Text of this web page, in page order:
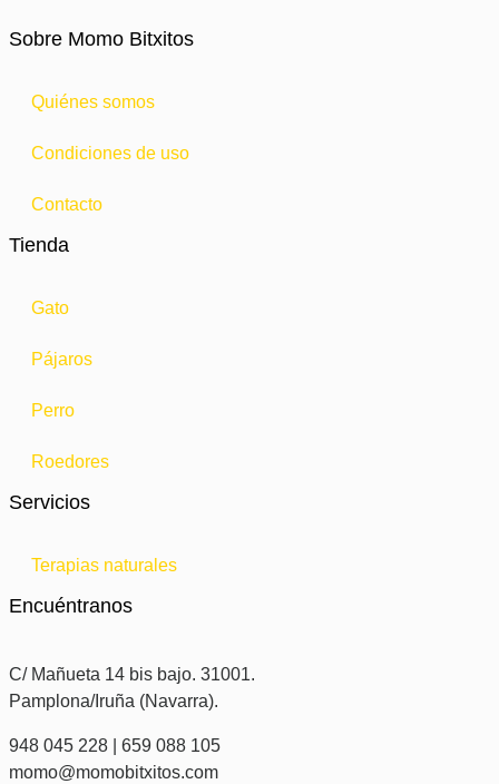
Sobre Momo Bitxitos
Quiénes somos
Condiciones de uso
Contacto
Tienda
Gato
Pájaros
Perro
Roedores
Servicios
Terapias naturales
Encuéntranos
C/ Mañueta 14 bis bajo. 31001.
Pamplona/Iruña (Navarra).
948 045 228 | 659 088 105
momo@momobitxitos.com